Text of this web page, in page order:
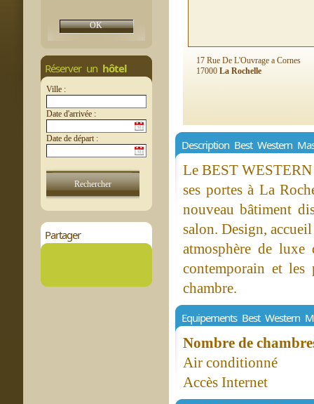
Réserver un hôtel
Ville :
Date d'arrivée :
Date de départ :
Partager
17 Rue De L'Ouvrage a Cornes
17000 La Rochelle
Description Best Western
Le BEST WESTERN
ses portes à La
nouveau bâtiment
salon. Design,
atmosphère de
contemporain et les
chambre.
Equipements Best Western
Nombre de
Air conditionné
Accès Internet